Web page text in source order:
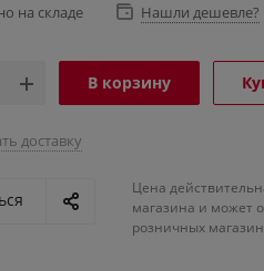
на складе Нашли дешевле?
В корзину
доставку
Цена
магазина и может
розничных